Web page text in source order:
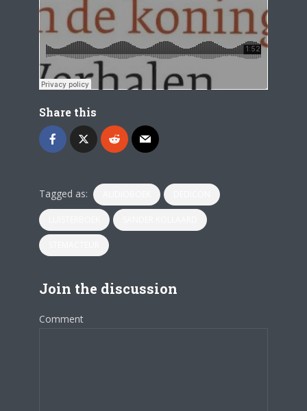
Share this
Tagged as:
Join the discussion
Comment